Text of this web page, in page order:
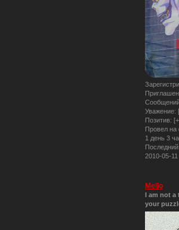
Уважение:
Позитив:
Провел
1 день 3
Последний
2010-05-
Mello
I am not
your